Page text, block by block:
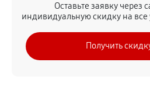
Оставьте заявку через
индивидуальную скидку на все
Получить